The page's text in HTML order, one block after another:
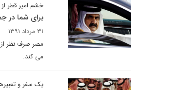
خشم امیر قطر
برای شما در
۳۱ مرداد ۱۳۹۱
مصر صرف نظر از
می کند.
یک سفر و